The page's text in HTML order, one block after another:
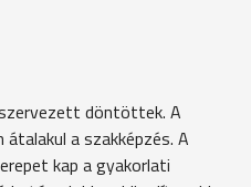
döntöttek. A
a szakképzés. A
kap a gyakorlati